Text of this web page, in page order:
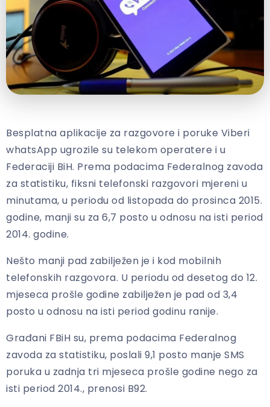
Besplatna aplikacije za razgovore i poruke Viberi
whatsApp ugrozile su telekom operatere i u
Federaciji BiH. Prema podacima Federalnog zavoda
za statistiku, fiksni telefonski razgovori mjereni u
minutama, u periodu od listopada do prosinca 2015.
godine, manji su za 6,7 posto u odnosu na isti period
2014. godine.
Nešto manji pad zabilježen je i kod mobilnih
telefonskih razgovora. U periodu od desetog do 12.
mjeseca prošle godine zabilježen je pad od 3,4
posto u odnosu na isti period godinu ranije.
Građani FBiH su, prema podacima Federalnog
zavoda za statistiku, poslali 9,1 posto manje SMS
poruka u zadnja tri mjeseca prošle godine nego za
isti period 2014., prenosi B92.